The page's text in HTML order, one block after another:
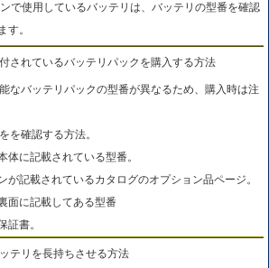
で使用しているバッテリは、バッテリの型番を確認
す。
されているバッテリパックを購入する方法
なバッテリパックの型番が異なるため、購入時は注
を確認する方法。
体に記載されている型番。
が記載されているカタログのオプション品ページ。
面に記載してある型番
証書。
テリを長持ちさせる方法